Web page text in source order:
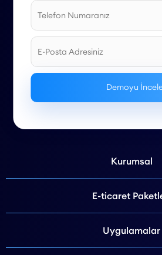
Kurumsal
E-ticaret
Uygulamalar